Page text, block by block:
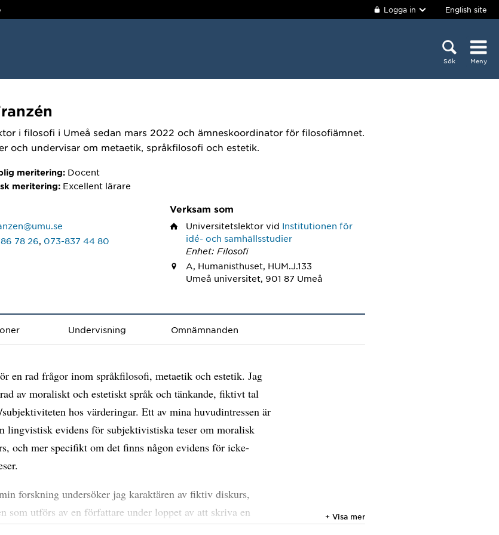
Logga in English site
Sök Meny
i filosofi i Umeå sedan mars 2022 och ämneskoordinator för filosofiämnet.
och undervisar om metaetik, språkfilosofi och estetik.
meritering: Docent
meritering: Excellent lärare
78 26 073-837 44 80
Verksam som
Universitetslektor vid Institutionen för
idé- och samhällsstudier
Enhet: Filosofi
A, Humanisthuset, HUM.J.133
Umeå universitet, 901 87 Umeå
Undervisning Omnämnanden
en rad frågor inom språkfilosofi, metaetik och estetik. Jag
av moraliskt och estetiskt språk och tänkande, fiktivt tal
hos värderingar. Ett av mina huvudintressen är
lingvistisk evidens för subjektivistiska teser om moralisk
och mer specifikt om det finns någon evidens för icke-
forskning undersöker jag karaktären av fiktiv diskurs,
som utförs av en författare under loppet av att skriva en
metafiktiv diskurs ("Sherlock Holmes är en detektiv" som
+ Visa mer